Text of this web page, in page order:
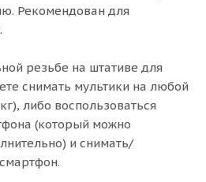
Рекомендован для
резьбе на штативе для
снимать мультики на любой
либо воспользоваться
(который можно
и снимать/